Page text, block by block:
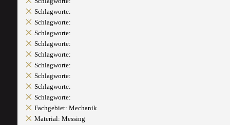
Schlagworte:
Schlagworte:
Schlagworte:
Schlagworte:
Schlagworte:
Schlagworte:
Schlagworte:
Schlagworte:
Schlagworte:
Fachgebiet: Mechanik
Material: Messing